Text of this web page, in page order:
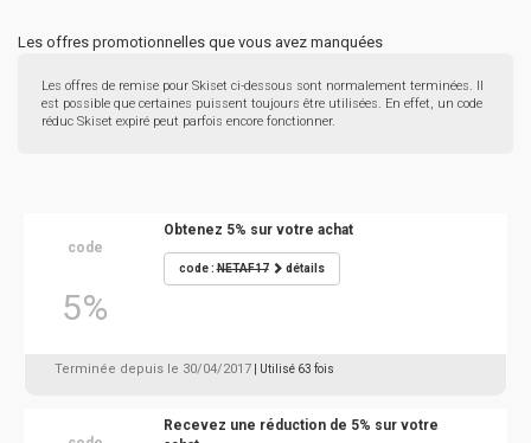
Les offres promotionnelles que vous avez manquées
Les offres de remise pour Skiset ci-dessous sont normalement terminées. Il
est possible que certaines puissent toujours être utilisées. En effet, un code
réduc Skiset expiré peut parfois encore fonctionner.
code
5%
Obtenez 5% sur votre achat
code :NETAF17 détails
Terminée depuis le 30/04/2017 | Utilisé 63 fois
Recevez une réduction de 5% sur votre